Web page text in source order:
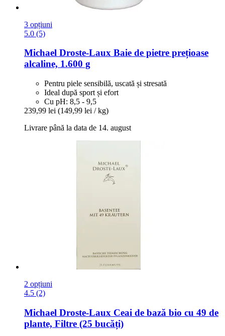
3 opțiuni
5.0 (5)
Michael Droste-Laux Baie de pietre prețioase
alcaline, 1.600 g
Pentru piele sensibilă, uscată și stresată
Ideal după sport și efort
Cu pH: 8,5 - 9,5
239,99 lei (149,99 lei / kg)
Livrare până la data de 14. august
2 opțiuni
4.5 (2)
Michael Droste-Laux Ceai de bază bio cu 49 de
plante, Filtre (25 bucăți)